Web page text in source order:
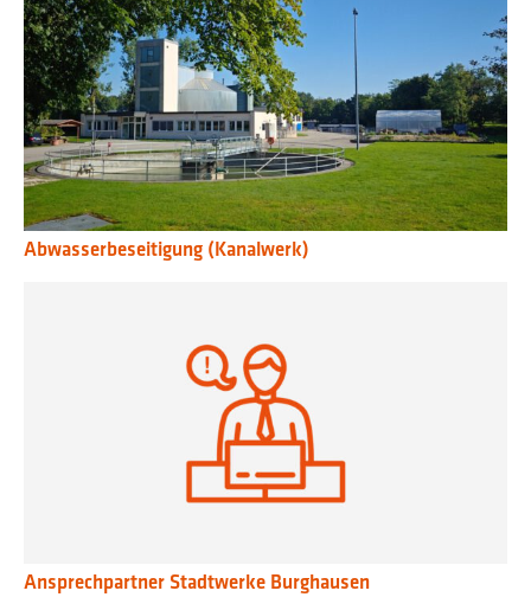
Abwasserbeseitigung (Kanalwerk)
Ansprechpartner Stadtwerke Burghausen